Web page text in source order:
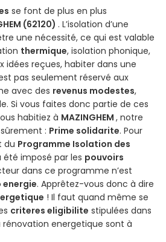
se font de plus en plus
(62120) . L’isolation d’une
une nécessité, ce qui est valable
thermique, isolation phonique,
idées reçues, habiter dans une
pas seulement réservé aux
avec des revenus modestes,
Si vous faites donc partie de ces
habitiez à MAZINGHEM , notre
: Prime solidarite. Pour
du Programme Isolation des
été imposé par les pouvoirs
dans ce programme n’est
energie. Apprêtez-vous donc à dire
! Il faut quand même se
criteres eligibilite stipulées dans
rénovation energetique sont à